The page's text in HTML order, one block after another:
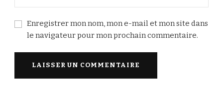
Enregistrer mon nom, mon e-mail et mon site dans
le navigateur pour mon prochain commentaire.